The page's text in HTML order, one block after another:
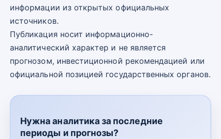
информации из открытых официальных
источников.
Публикация носит информационно-
аналитический характер и не является
прогнозом, инвестиционной рекомендацией или
официальной позицией государственных органов.
Нужна аналитика за последние
периоды и прогнозы?